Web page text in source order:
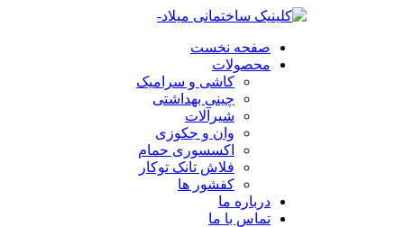
صفحه نخست
محصولات
کاشی و سرامیک
چینی بهداشتی
شیرآلات
وان و جکوزی
اکسسوری حمام
فلاش تانک توکار
کفشور ها
درباره ما
تماس با ما